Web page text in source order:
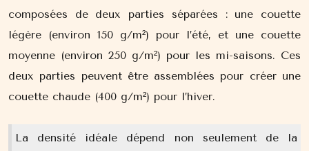
composées de deux parties séparées : une couette
légère (environ 150 g/m²) pour l’été, et une couette
moyenne (environ 250 g/m²) pour les mi-saisons. Ces
deux parties peuvent être assemblées pour créer une
couette chaude (400 g/m²) pour l’hiver.
La densité idéale dépend non seulement de la